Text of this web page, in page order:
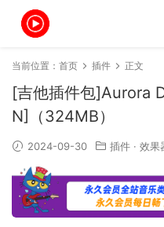
当前位置： 首页 插件 正文
[吉他插件包]Aurora
N]（324MB）
2024-09-30 插件 · 效果